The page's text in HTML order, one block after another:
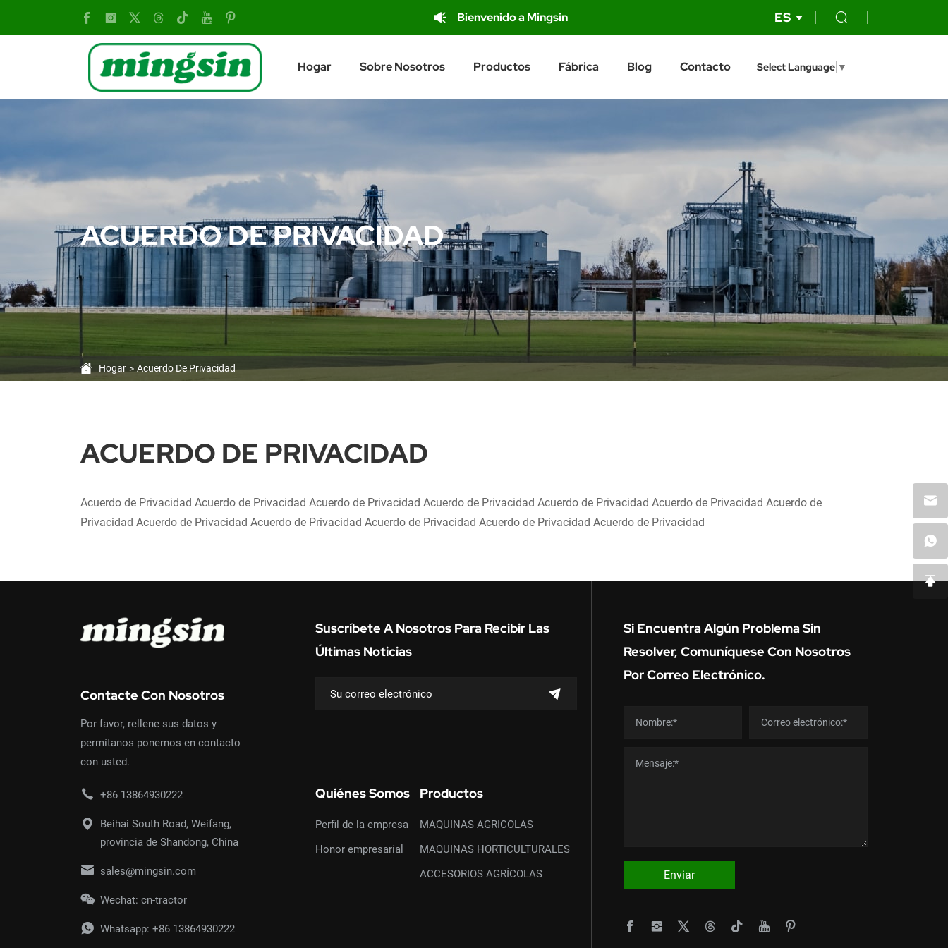
Bienvenido a Mingsin ES
Hogar Sobre Nosotros Productos Fábrica Blog Contacto Select Language ▼
Shandong
Mingsin
Machinery
Ltd.
ACUERDO DE PRIVACIDAD
Hogar Acuerdo De Privacidad
ACUERDO DE PRIVACIDAD
Acuerdo de Privacidad Acuerdo de Privacidad Acuerdo de Privacidad Acuerdo de Privacidad Acuerdo de Privacidad Acuerdo de Privacidad Acuerdo de
Privacidad Acuerdo de Privacidad Acuerdo de Privacidad Acuerdo de Privacidad Acuerdo de Privacidad Acuerdo de Privacidad
Contacte Con Nosotros
Por favor, rellene sus datos y
permítanos ponernos en contacto
con usted.
+86 13864930222
Beihai South Road, Weifang,
provincia de Shandong, China
sales@mingsin.com
Wechat: cn-tractor
Whatsapp: +86 13864930222
Suscríbete A Nosotros Para Recibir Las
Últimas Noticias
Quiénes Somos
Perfil de la empresa
Honor empresarial
Productos
MAQUINAS AGRICOLAS
MAQUINAS HORTICULTURALES
ACCESORIOS AGRÍCOLAS
Si Encuentra Algún Problema Sin
Resolver, Comuníquese Con Nosotros
Por Correo Electrónico.
Enviar